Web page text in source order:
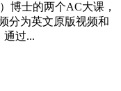
博士的两个AC大课，
分为英文原版视频和
通过...